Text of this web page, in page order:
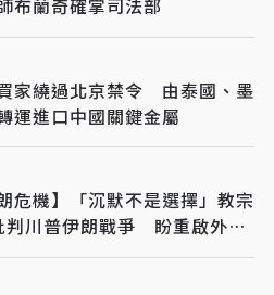
布蘭奇確掌司法部
家繞過北京禁令 由泰國、墨
運進口中國關鍵金屬
危機】「沉默不是選擇」教宗
判川普伊朗戰爭 盼重啟外交